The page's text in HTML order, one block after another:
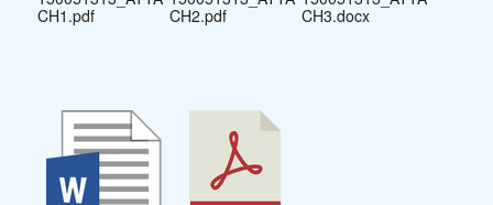
CH1.pdf
CH2.pdf
CH3.docx